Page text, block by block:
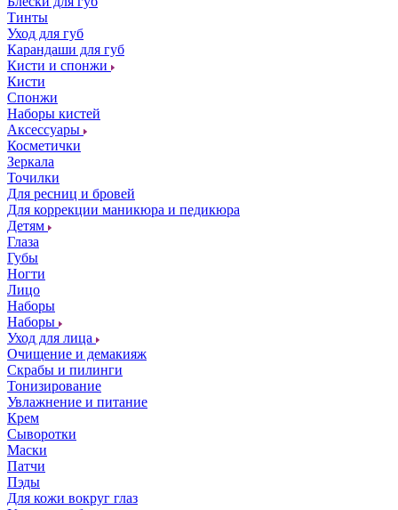
Тинты
Уход для губ
Карандаши для губ
Кисти и спонжи
Кисти
Спонжи
Наборы кистей
Аксессуары
Косметички
Зеркала
Точилки
Для ресниц и бровей
Для коррекции маникюра и педикюра
Детям
Глаза
Губы
Ногти
Лицо
Наборы
Наборы
Уход для лица
Очищение и демакияж
Скрабы и пилинги
Тонизирование
Увлажнение и питание
Крем
Сыворотки
Маски
Патчи
Пэды
Для кожи вокруг глаз